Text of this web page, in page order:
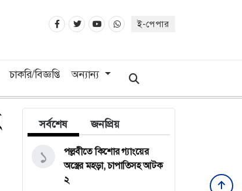
ই-পেপার
চাকরি/বিজ্ঞপ্তি অন্যান্য
সর্বশেষ জনপ্রিয়
পল্লবীতে কিশোর গ্যাংয়ের
অস্ত্রের মহড়া, চাপাতিসহ আটক
২
১